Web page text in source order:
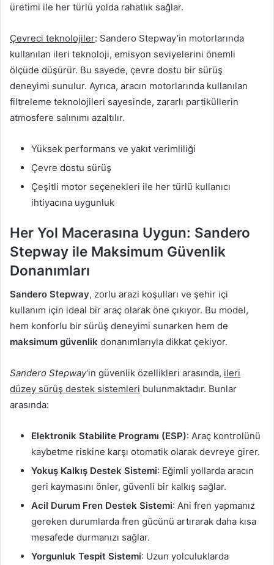
üretimi ile her türlü yolda rahatlık sağlar.
Çevreci teknolojiler: Sandero Stepway’in motorlarında
kullanılan ileri teknoloji, emisyon seviyelerini önemli
ölçüde düşürür. Bu sayede, çevre dostu bir sürüş
deneyimi sunulur. Ayrıca, aracın motorlarında kullanılan
filtreleme teknolojileri sayesinde, zararlı partiküllerin
atmosfere salınımı azaltılır.
Yüksek performans ve yakıt verimliliği
Çevre dostu sürüş
Çeşitli motor seçenekleri ile her türlü kullanıcı
ihtiyacına uygunluk
Her Yol Macerasına Uygun: Sandero
Stepway ile Maksimum Güvenlik
Donanımları
Sandero Stepway, zorlu arazi koşulları ve şehir içi
kullanım için ideal bir araç olarak öne çıkıyor. Bu model,
hem konforlu bir sürüş deneyimi sunarken hem de
maksimum güvenlik donanımlarıyla dikkat çekiyor.
Sandero Stepway‘in güvenlik özellikleri arasında, ileri
düzey sürüş destek sistemleri bulunmaktadır. Bunlar
arasında:
Elektronik Stabilite Programı (ESP): Araç kontrolünü
kaybetme riskine karşı otomatik olarak devreye girer.
Yokuş Kalkış Destek Sistemi: Eğimli yollarda aracın
geri kaymasını önler, güvenli bir kalkış sağlar.
Acil Durum Fren Destek Sistemi: Ani fren yapmanız
gereken durumlarda fren gücünü artırarak daha kısa
mesafede durmanızı sağlar.
Yorgunluk Tespit Sistemi: Uzun yolculuklarda